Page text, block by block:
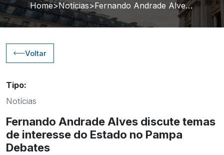
Home Notícias Fernando Andrade Alves discute temas de interesse do Estado no Pampa Debates
Voltar
Tipo:
Notícias
Fernando Andrade Alves discute temas
de interesse do Estado no Pampa
Debates